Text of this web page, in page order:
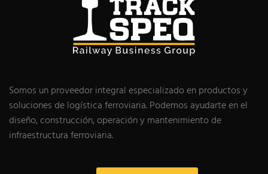
Somos un proveedor integral especializado en productos y
soluciones de logística ferroviaria. Podemos ayudarte en el
diseño, construcción, operación y mantenimiento de
infraestructura ferroviaria.